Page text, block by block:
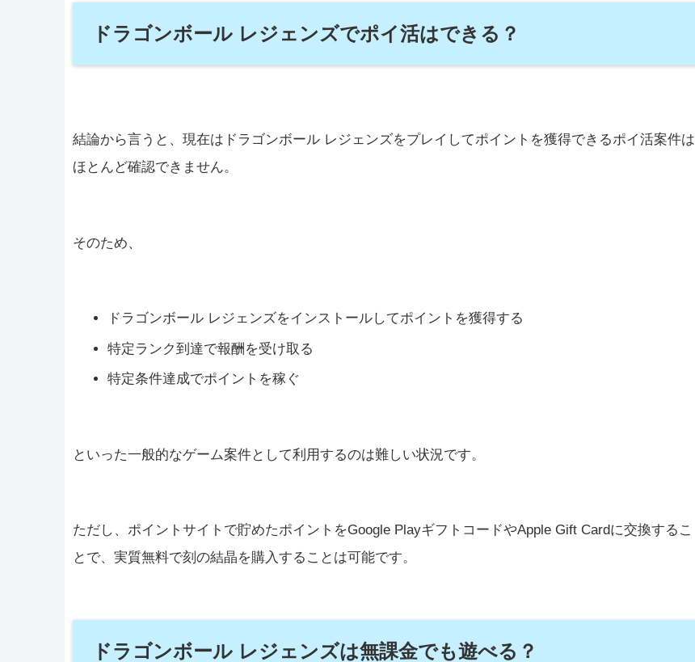
ドラゴンボール レジェンズでポイ活はできる？
結論から言うと、現在はドラゴンボール レジェンズをプレイしてポイントを獲得できるポイ活案件は
ほとんど確認できません。
そのため、
ドラゴンボール レジェンズをインストールしてポイントを獲得する
特定ランク到達で報酬を受け取る
特定条件達成でポイントを稼ぐ
といった一般的なゲーム案件として利用するのは難しい状況です。
ただし、ポイントサイトで貯めたポイントをGoogle PlayギフトコードやApple Gift Cardに交換するこ
とで、実質無料で刻の結晶を購入することは可能です。
ドラゴンボール レジェンズは無課金でも遊べる？